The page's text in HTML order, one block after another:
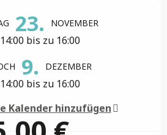
23. NOVEMBER
bis zu 16:00
9. DEZEMBER
bis zu 16:00
Kalender hinzufügen